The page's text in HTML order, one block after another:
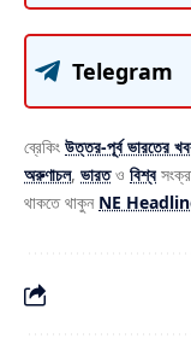
Telegram
ব্রেকিং উত্তর-পূর্ব ভারতের
অরুণাচল, ভারতও বিশ্ব
থাকতে থাকুন NE